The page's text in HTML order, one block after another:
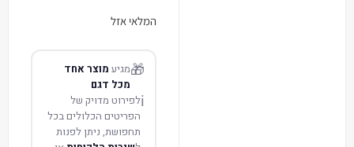
המלאי אזל
🎁מגיע מוצר אחד
מכל דגם
ℹ️לפירוט מדויק של
הפריטים הכלולים בכל
תחפושת, ניתן לפנות